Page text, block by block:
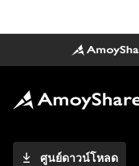
ศูนย์ดาวน์โหลด